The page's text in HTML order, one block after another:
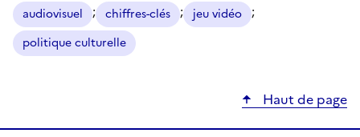
audiovisuel ; chiffres-clés ; jeu vidéo ;
politique culturelle
Haut de page